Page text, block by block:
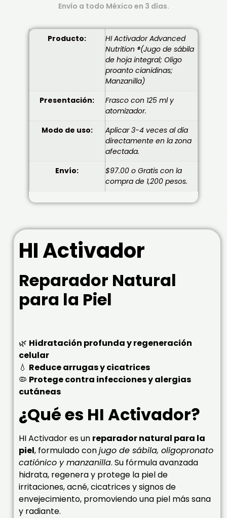
Envío a todo México en 3 días.
Producto:
HI Activador Advanced
Nutrition ®(Jugo de sábila
de hoja integral; Oligo
proanto cianidinas;
Manzanilla)
Presentación:
Frasco con 125 ml y
atomizador.
Modo de uso:
Aplicar 3-4 veces al día
directamente en la zona
afectada.
Envío:
$97.00 o Gratis con la
compra de 1,200 pesos.
HI Activador
Reparador Natural
para la Piel
🌿 Hidratación profunda y regeneración
celular
💧 Reduce arrugas y cicatrices
🦠 Protege contra infecciones y alergias
cutáneas
¿Qué es HI Activador?
HI Activador es un reparador natural para la
piel, formulado conjugo de sábila, oligopronato
catiónico y manzanilla. Su fórmula avanzada
hidrata, regenera y protege la piel de
irritaciones, acné, cicatrices y signos de
envejecimiento, promoviendo una piel más sana
y radiante.